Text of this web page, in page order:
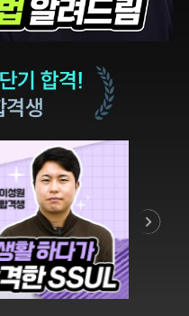
해커스에서 시작했으면
더 빨리 합격하지
않았을까 생각하고,
주변 분들에게도
감정평가사 시작은
해커스에서 하라고
추천합니다.
합격생 김*훈님
Next